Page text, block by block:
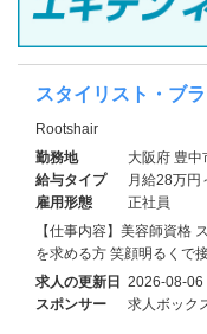
スタイリスト・ブ
Rootshair
勤務地
大阪府 豊中
給与タイプ
月給28万円
雇用形態
正社員
【仕事内容】美容師資格
を求める方 笑顔明るくで
求人の更新日 2026-08-06
スポンサー
求人ボック